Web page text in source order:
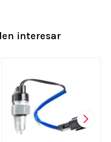
interesar